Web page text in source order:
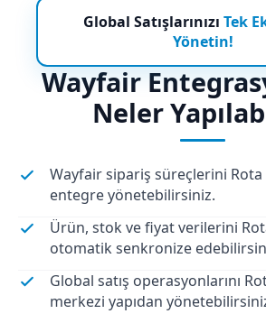
Global Satışlarınızı Tek
Yönetin!
Wayfair
Neler
Wayfair sipariş süreçlerini Rota
entegre yönetebilirsiniz.
Ürün, stok ve fiyat verilerini
otomatik senkronize
Global satış operasyonlarını
merkezi yapıdan